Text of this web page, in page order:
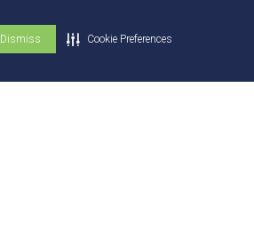
Dismiss Cookie Preferences